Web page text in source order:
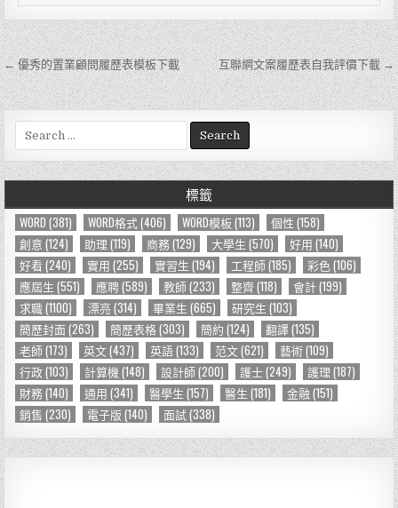
文
章
導
覽
← 優秀的置業顧問履歷表模板下載 互聯網文案履歷表自我評價下載 →
e
a
r
h
f
o
r
標籤
WORD (381) WORD格式(406) WORD模板(113) 個性 (158)
創意 (124) 助理 (119) 商務(129) 大學生 (570) 好用 (140)
好看 (240) 實用 (255) 實習生 (194) 工程師(185) 彩色 (106)
應屆生 (551) 應聘(589) 教師(233) 整齊(118) 會計(199)
求職(1100) 漂亮 (314) 畢業生 (665) 研究生 (103)
簡歷封面(263) 簡歷表格(303) 簡約 (124) 翻譯(135)
老師(173) 英文(437) 英語(133) 范文(621) 藝術(109)
行政(103) 計算機 (148) 設計師(200) 護士(249) 護理 (187)
財務(140) 通用 (341) 醫學生 (157) 醫生 (181) 金融 (151)
銷售 (230) 電子版 (140) 面試(338)